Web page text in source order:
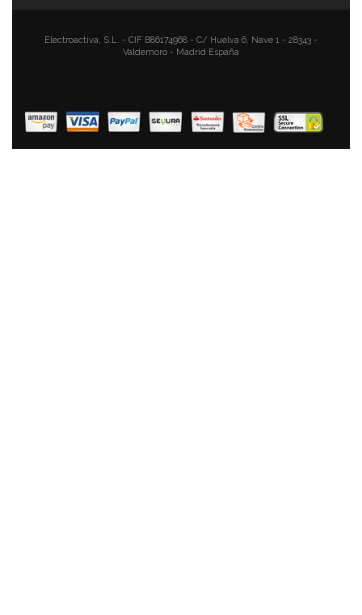
Electroactiva, S.L. - CIF B86174968 - C/ Huelva 6, Nave 1 - 28343 -
Valdemoro - Madrid España